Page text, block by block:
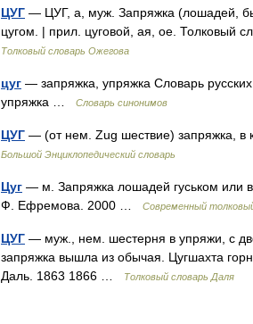
ЦУГ — ЦУГ, а, муж. Запряжка (лошадей,
цугом. | прил. цуговой, ая, ое.
Толковый словарь Ожегова
цуг — запряжка, упряжка Словарь
упряжка …
Словарь синонимов
ЦУГ — (от нем. Zug шествие) запряжка, в
Большой Энциклопедический словарь
Цуг — м. Запряжка лошадей гуськом или
Ф. Ефремова. 2000 …
Современный
ЦУГ — муж., нем. шестерня в упряжи, с
запряжка вышла из обычая. Цугшахта
Даль. 1863 1866 …
Толковый словарь Даля